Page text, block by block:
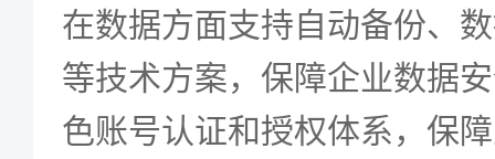
在数据方面支持自动备份、
等技术方案，保障企业数据
色账号认证和授权体系， 保